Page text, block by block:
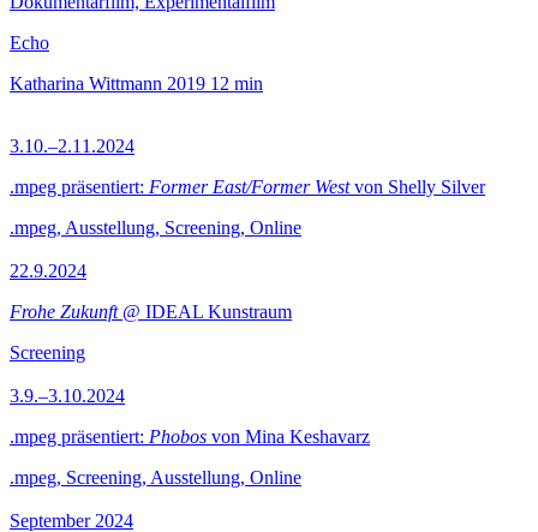
Echo
Katharina Wittmann 2019 12 min
3.10.–2.11.2024
.mpeg präsentiert: Former East/Former Westvon Shelly Silver
.mpeg, Ausstellung, Screening, Online
22.9.2024
Frohe Zukunft@ IDEAL Kunstraum
Screening
3.9.–3.10.2024
.mpeg präsentiert: Phobos von Mina Keshavarz
.mpeg, Screening, Ausstellung, Online
September 2024